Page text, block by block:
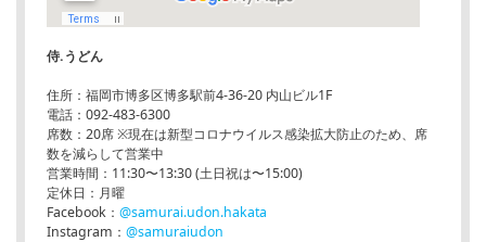
侍.うどん
住所：福岡市博多区博多駅前4-36-20 内山ビル1F
電話：092-483-6300
席数：20席 ※現在は新型コロナウイルス感染拡大防止のため、席
数を減らして営業中
営業時間：11:30〜13:30 (土日祝は〜15:00)
定休日：月曜
Facebook： @samurai.udon.hakata
Instagram： @samuraiudon